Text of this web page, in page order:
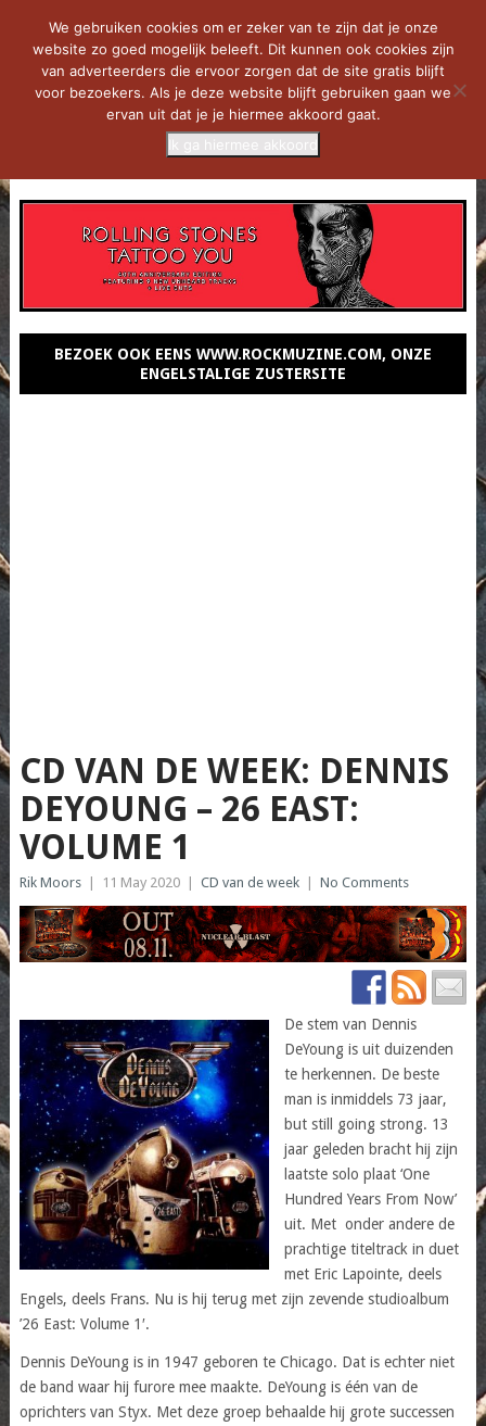
BEZOEK OOK EENS WWW.ROCKMUZINE.COM, ONZE
ENGELSTALIGE ZUSTERSITE
CD VAN DE WEEK: DENNIS
DEYOUNG – 26 EAST:
VOLUME 1
Rik Moors 11 May 2020 CD van de week No Comments
De stem van Dennis
DeYoung is uit duizenden
te herkennen. De beste
man is inmiddels 73 jaar,
but still going strong. 13
jaar geleden bracht hij zijn
laatste solo plaat ‘One
Hundred Years From Now’
uit. Met onder andere de
prachtige titeltrack in duet
met Eric Lapointe, deels
Engels, deels Frans. Nu is hij terug met zijn zevende studioalbum
’26 East: Volume 1′.
Dennis DeYoung is in 1947 geboren te Chicago. Dat is echter niet
de band waar hij furore mee maakte. DeYoung is één van de
oprichters van Styx. Met deze groep behaalde hij grote successen
We gebruiken cookies om er zeker van te zijn dat je onze
website zo goed mogelijk beleeft. Dit kunnen ook cookies zijn
van adverteerders die ervoor zorgen dat de site gratis blijft
voor bezoekers. Als je deze website blijft gebruiken gaan we
ervan uit dat je je hiermee akkoord gaat.
Ik ga hiermee akkoord